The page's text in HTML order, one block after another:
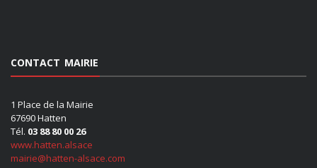
CONTACT MAIRIE
1 Place de la Mairie
67690 Hatten
Tél. 03 88 80 00 26
www.hatten.alsace
mairie@hatten-alsace.com